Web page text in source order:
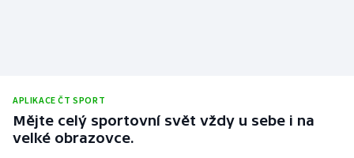
APLIKACE ČT SPORT
Mějte celý sportovní svět vždy u sebe i na
velké obrazovce.